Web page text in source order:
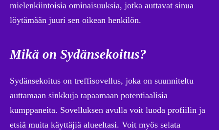
mielenkiintoisia ominaisuuksia, jotka auttavat sinua
löytämään juuri sen oikean henkilön.
Mikä on Sydänsekoitus?
Sydänsekoitus on treffisovellus, joka on suunniteltu
auttamaan sinkkuja tapaamaan potentiaalisia
kumppaneita. Sovelluksen avulla voit luoda profiilin ja
etsiä muita käyttäjiä alueeltasi. Voit myös selata